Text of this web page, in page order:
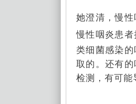
她澄清，慢
慢性咽炎患者
类细菌感染
取的。还有
检测，有可能